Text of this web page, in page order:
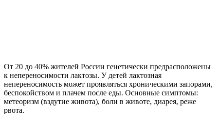
От 20 до 40% жителей России генетически предрасположены
к непереносимости лактозы. У детей лактозная
непереносимость может проявляться хроническими запорами,
беспокойством и плачем после еды. Основные симптомы:
метеоризм (вздутие живота), боли в животе, диарея, реже
рвота.